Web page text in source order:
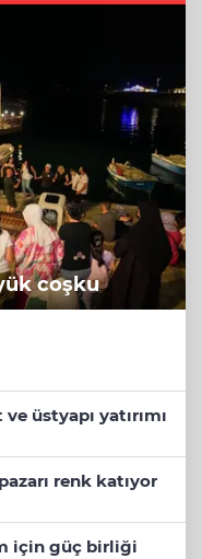
coşku
üstyapı yatırımı
renk katıyor
için güç birliği